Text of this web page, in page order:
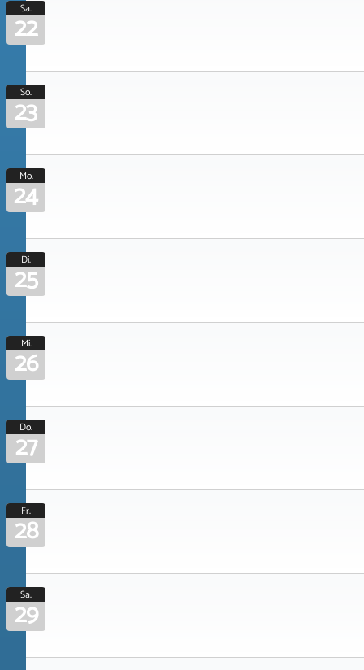
Sa.
22
So.
23
Mo.
24
Di.
25
Mi.
26
Do.
27
Fr.
28
Sa.
29